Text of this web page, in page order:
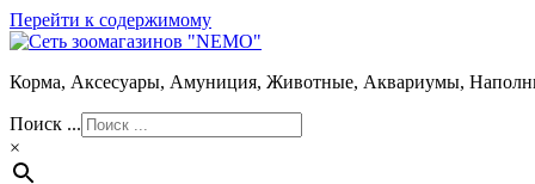
Перейти к содержимому
Корма, Аксесуары, Амуниция, Животные, Аквариумы,
Поиск ...
×